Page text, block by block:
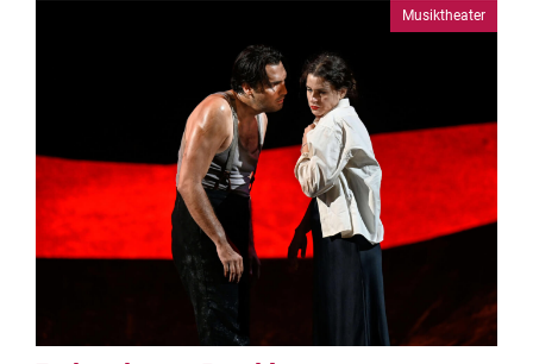
Musiktheater